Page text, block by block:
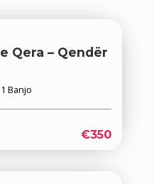
Qera – Qendër
1 Banjo
€350